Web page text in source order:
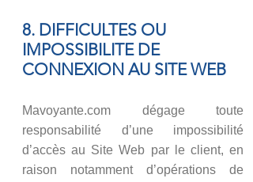
8. DIFFICULTES OU
IMPOSSIBILITE DE
CONNEXION AU SITE WEB
Mavoyante.com dégage toute
responsabilité d’une impossibilité
d’accès au Site Web par le client, en
raison notamment d’opérations de